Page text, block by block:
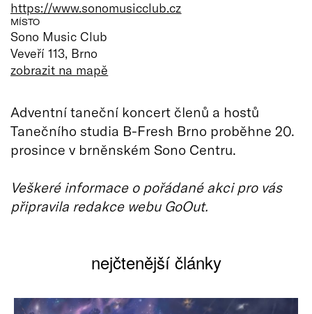
https://www.sonomusicclub.cz
MÍSTO
Sono Music Club
Veveří 113, Brno
zobrazit na mapě
Adventní taneční koncert členů a hostů
Tanečního studia B-Fresh Brno proběhne 20.
prosince v brněnském Sono Centru.
Veškeré informace o pořádané akci pro vás
připravila redakce webu GoOut.
nejčtenější články